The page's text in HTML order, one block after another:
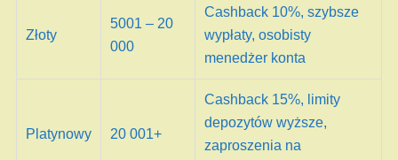
Złoty
5001 – 20
000
Cashback 10%, szybsze
wypłaty, osobisty
menedżer konta
Platynowy 20 001+
Cashback 15%, limity
depozytów wyższe,
zaproszenia na